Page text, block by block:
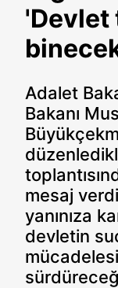
'Devlet
Adalet
Bakanı
mesaj
yanınıza
devletin